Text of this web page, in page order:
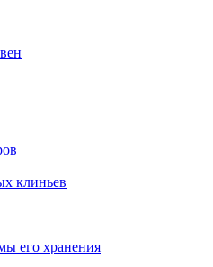
клиньев
его хранения